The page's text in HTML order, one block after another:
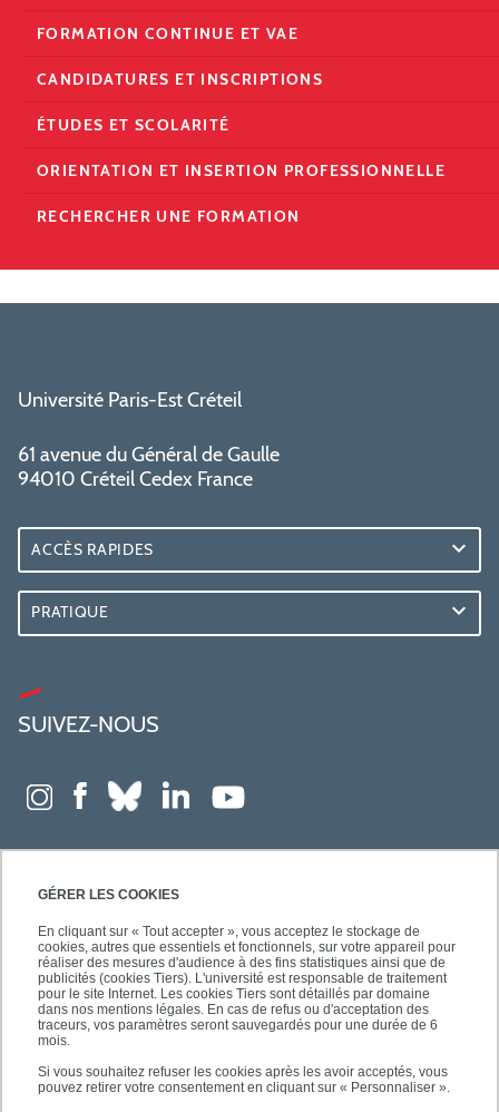
GÉRER LES COOKIES
En cliquant sur « Tout accepter », vous acceptez le stockage de
cookies, autres que essentiels et fonctionnels, sur votre appareil pour
réaliser des mesures d'audience à des fins statistiques ainsi que de
publicités (cookies Tiers). L'université est responsable de traitement
pour le site Internet. Les cookies Tiers sont détaillés par domaine
dans nos mentions légales. En cas de refus ou d'acceptation des
traceurs, vos paramètres seront sauvegardés pour une durée de 6
mois.
Si vous souhaitez refuser les cookies après les avoir acceptés, vous
pouvez retirer votre consentement en cliquant sur « Personnaliser ».
FORMATION CONTINUE ET VAE
CANDIDATURES ET INSCRIPTIONS
ÉTUDES ET SCOLARITÉ
ORIENTATION ET INSERTION PROFESSIONNELLE
RECHERCHER UNE FORMATION
Université Paris-Est Créteil
61 avenue du Général de Gaulle
94010 Créteil Cedex France
ACCÈS RAPIDES
PRATIQUE
SUIVEZ-NOUS